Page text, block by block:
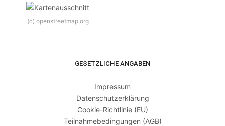
(c) openstreetmap.org
GESETZLICHE ANGABEN
Impressum
Datenschutzerklärung
Cookie-Richtlinie (EU)
Teilnahmebedingungen (AGB)